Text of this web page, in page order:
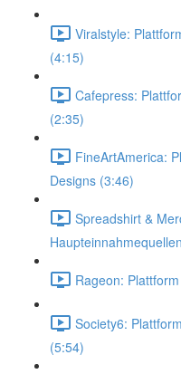
Viralstyle:
(4:15)
Cafepress:
(2:35)
FineArtAmerica:
Designs (3:46)
Spreadshirt &
Rageon:
Society6:
(5:54)